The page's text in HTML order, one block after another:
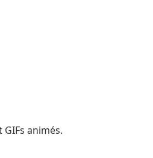
animés.